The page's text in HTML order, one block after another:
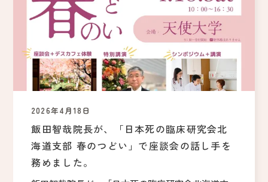
2026年4月18日
飯田智哉院長が、「日本死の臨床研究会北
海道支部 春のつどい」で座談会の話し手を
務めました。